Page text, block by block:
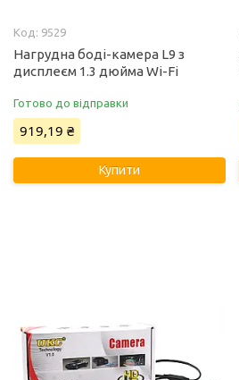
9529
Нагрудна боді-камера L9 з
дисплеєм 1.3 дюйма Wi-Fi
Готово до відправки
919,19 ₴
Купити